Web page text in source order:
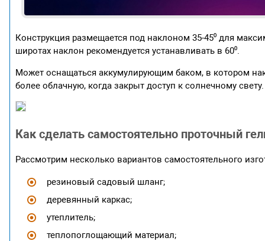
Конструкция размещается под наклоном 35-45⁰ для
широтах наклон рекомендуется устанавливать в 60⁰.
Может оснащаться аккумулирующим баком, в котором
более облачную, когда закрыт доступ к солнечному
Как сделать самостоятельно проточный
Рассмотрим несколько вариантов самостоятельного
резиновый садовый шланг;
деревянный каркас;
утеплитель;
теплопоглощающий материал;